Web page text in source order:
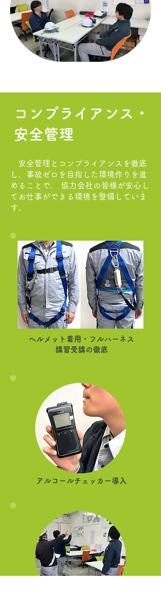
コンプライアンス・
安全管理
安全管理とコンプライアンスを徹底
し、事故ゼロを目指した環境作りを進
めることで、 協力会社の皆様が安心し
てお仕事ができる環境を整備していま
す。
ヘルメット着用・フルハーネス
講習受講の徹底
アルコールチェッカー導入